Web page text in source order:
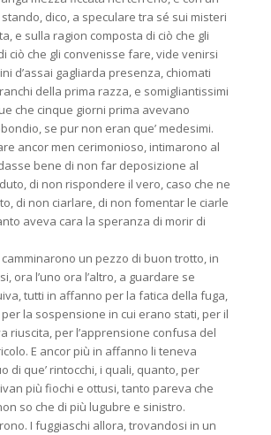
dico, a speculare tra sé sui misteri
e sulla ragion composta di ciò che gli
ciò che gli convenisse fare, vide venirsi
d’assai gagliarda presenza, chiomati
della prima razza, e somigliantissimi
che cinque giorni prima avevano
se pur non eran que’ medesimi.
ancor men cerimonioso, intimarono al
bene di non far deposizione al
di non rispondere il vero, caso che ne
di non ciarlare, di non fomentar le ciarle
aveva cara la speranza di morir di
un pezzo di buon trotto, in
ora l’uno ora l’altro, a guardare se
tutti in affanno per la fatica della fuga,
la sospensione in cui erano stati, per il
riuscita, per l’apprensione confusa del
E ancor più in affanno li teneva
di que’ rintocchi, i quali, quanto, per
più fiochi e ottusi, tanto pareva che
so che di più lugubre e sinistro.
I fuggiaschi allora, trovandosi in un